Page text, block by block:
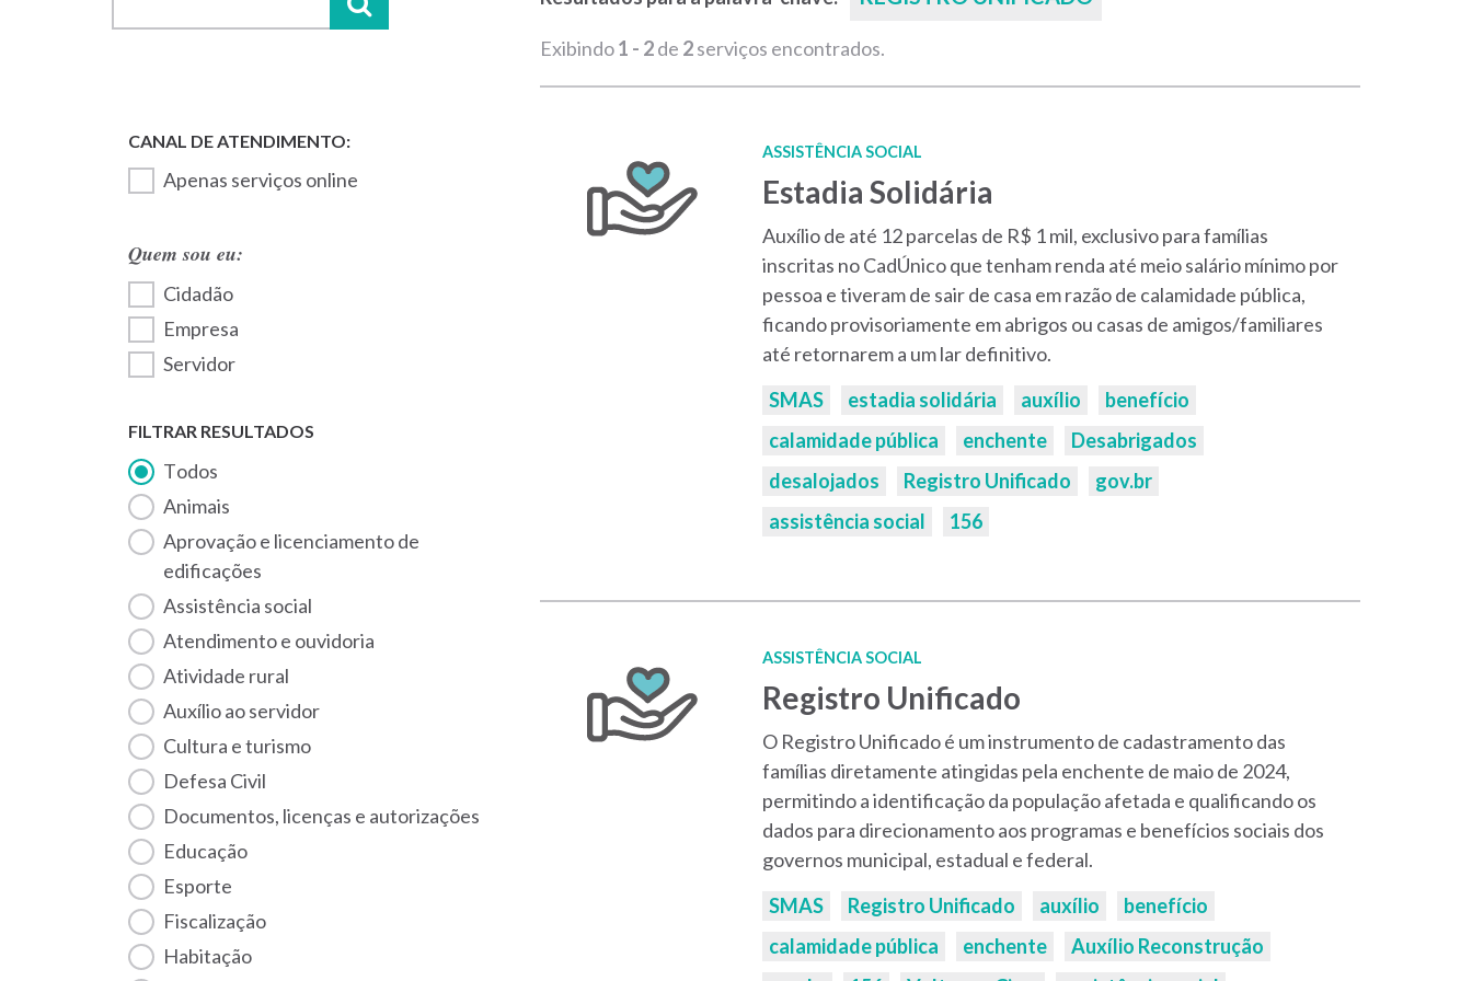
Apenas serviços online
Quem sou eu:
Cidadão
Empresa
Servidor
FILTRAR RESULTADOS
Todos
Animais
Aprovação e licenciamento de
edificações
Assistência social
Atendimento e ouvidoria
Atividade rural
Auxílio ao servidor
Cultura e turismo
Defesa Civil
Documentos, licenças e autorizações
Educação
Esporte
Fiscalização
habitação
Exibindo1 - 2de 2serviços encontrados.
ASSISTÊNCIA SOCIAL
Estadia Solidária
Auxílio de até 12 parcelas de R$ 1 mil, exclusivo para famílias
inscritas no CadÚnico que tenham renda até meio salário mínimo por
pessoa e tiveram de sair de casa em razão de calamidade pública,
ficando provisoriamente em abrigos ou casas de amigos/familiares
até retornarem a um lar definitivo.
Palavras-
chaves:
SMAS estadia solidária auxílio
benefício
calamidade pública
enchente
Desabrigados
desalojados
Registro Unificado
gov.br
assistência social
156
ASSISTÊNCIA SOCIAL
Registro Unificado
O Registro Unificado é um instrumento de cadastramento das
famílias diretamente atingidas pela enchente de maio de 2024,
permitindo a identificação da população afetada e qualificando os
dados para direcionamento aos programas e benefícios sociais dos
governos municipal, estadual e federal.
Palavras-
chaves:
SMAS Registro Unificado auxílio
benefício
calamidade pública
enchente
Auxílio Reconstrução